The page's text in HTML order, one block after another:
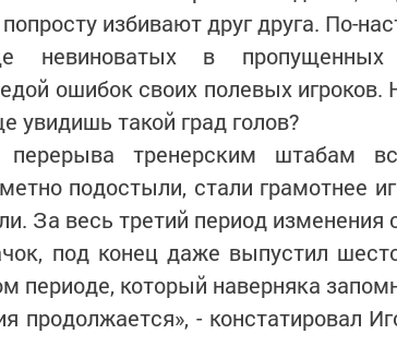
избивают друг друга. По-
невиноватых в
ошибок своих полевых игроков.
увидишь такой град голов?
тренерским штабам
подостыли, стали грамотнее
За весь третий период изменения
под конец даже выпустил
периоде, который наверняка
продолжается», - констатировал